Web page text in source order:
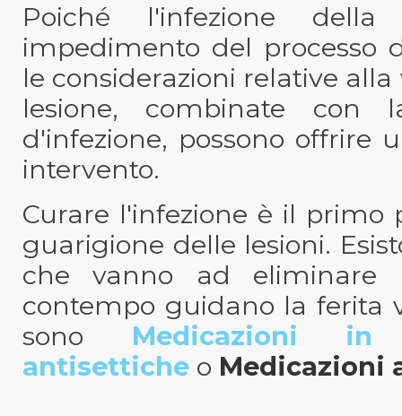
Poiché l'infezione
impedimento del processo
le considerazioni relative
lesione, combinate con
d'infezione, possono offrire
intervento.
Curare l'infezione è il primo
guarigione delle lesioni.
che vanno ad eliminare
contempo guidano la ferita
sono Medicazioni in
antisettiche o Medicazioni